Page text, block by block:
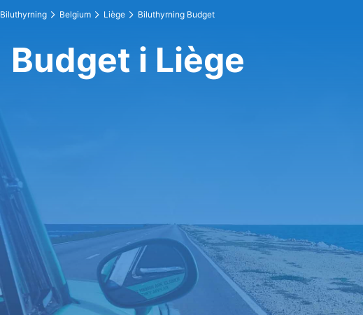
Biluthyrning Belgium Liège Biluthyrning Budget
Budget i Liège